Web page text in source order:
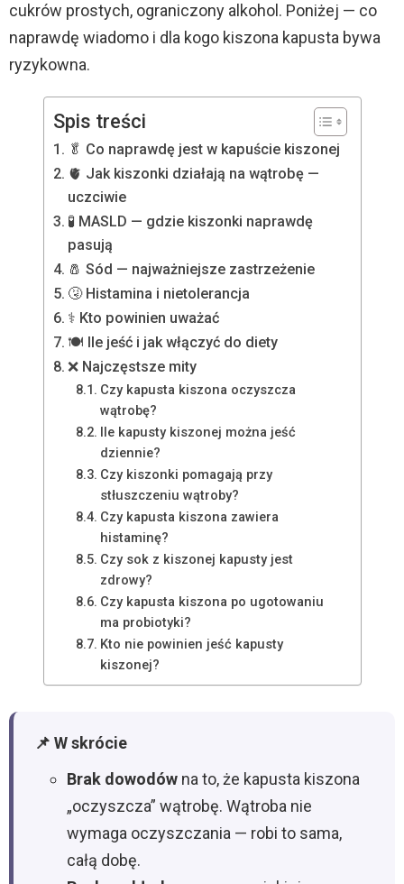
cukrów prostych, ograniczony alkohol. Poniżej — co
naprawdę wiadomo i dla kogo kiszona kapusta bywa
ryzykowna.
Spis treści
🥬 Co naprawdę jest w kapuście kiszonej
🫀 Jak kiszonki działają na wątrobę —
uczciwie
🧪 MASLD — gdzie kiszonki naprawdę
pasują
🧂 Sód — najważniejsze zastrzeżenie
🤧 Histamina i nietolerancja
⚕️ Kto powinien uważać
🍽️ Ile jeść i jak włączyć do diety
❌ Najczęstsze mity
Czy kapusta kiszona oczyszcza
wątrobę?
Ile kapusty kiszonej można jeść
dziennie?
Czy kiszonki pomagają przy
stłuszczeniu wątroby?
Czy kapusta kiszona zawiera
histaminę?
Czy sok z kiszonej kapusty jest
zdrowy?
Czy kapusta kiszona po ugotowaniu
ma probiotyki?
Kto nie powinien jeść kapusty
kiszonej?
📌 W skrócie
Brak dowodów na to, że kapusta kiszona
„oczyszcza” wątrobę. Wątroba nie
wymaga oczyszczania — robi to sama,
całą dobę.